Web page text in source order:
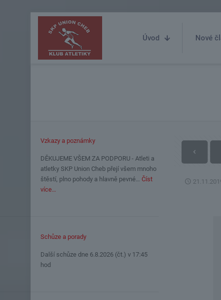
Úvod Nové
Vzkazy a poznámky
DĚKUJEME VŠEM ZA PODPORU - Atleti a
atletky SKP Union Cheb přejí všem mnoho
štěstí, plno pohody a hlavně pevné… Číst
více…
Schůze a porady
Další schůze dne 6.8.2026 (čt.) v 17:45
hod